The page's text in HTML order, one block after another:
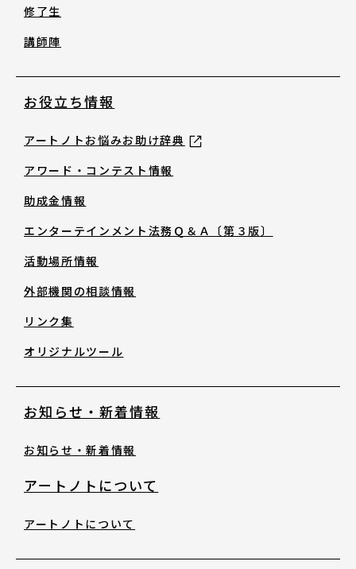
お役立ち情報
アートノトお悩みお助け辞典
アワード・コンテスト情報
助成金情報
版〕
活動場所情報
オリジナルツール
修了生
講師陣
お役立ち情報
アートノトお悩みお助け辞典
アワード・コンテスト情報
助成金情報
エンターテインメント法務Ｑ＆Ａ〔第３版〕
活動場所情報
外部機関の相談情報
リンク集
オリジナルツール
お知らせ・新着情報
お知らせ・新着情報
アートノトについて
アートノトについて